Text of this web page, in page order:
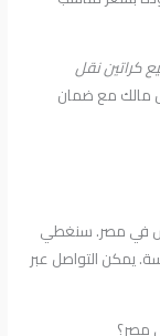
كراتين نقل
مالك مع ضمان
في مصر. سنغطي
يمكن التواصل عبر
مصر؟